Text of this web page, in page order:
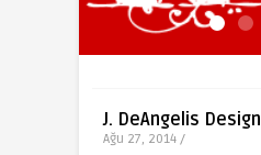
J. DeAngelis Design
Ağu 27, 2014 /